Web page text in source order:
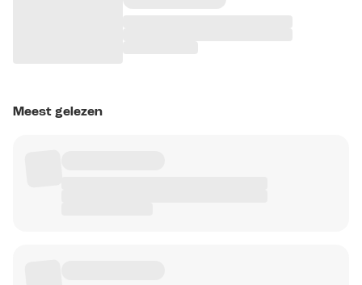
Meest gelezen